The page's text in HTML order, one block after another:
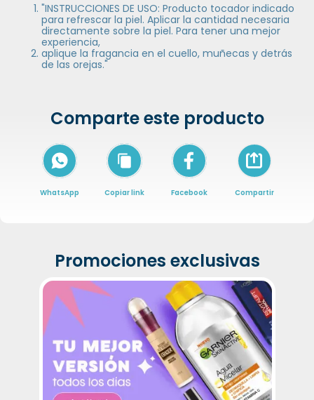
"INSTRUCCIONES DE USO: Producto tocador indicado
para refrescar la piel. Aplicar la cantidad necesaria
directamente sobre la piel. Para tener una mejor
experiencia,
aplique la fragancia en el cuello, muñecas y detrás
de las orejas."
Comparte este producto
WhatsApp Copiar link Facebook
Icon of arrow-
Compartir
Promociones exclusivas